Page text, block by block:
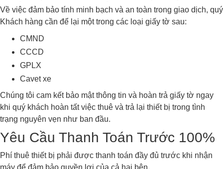
Về việc đảm bảo tính minh bạch và an toàn trong giao dịch, quý
Khách hàng cần để lại một trong các loại giấy tờ sau:
CMND
CCCD
GPLX
Cavet xe
Chúng tôi cam kết bảo mật thông tin và hoàn trả giấy tờ ngay
khi quý khách hoàn tất việc thuê và trả lại thiết bị trong tình
trạng nguyên vẹn như ban đầu.
Yêu Cầu Thanh Toán Trước 100%
Phí thuê thiết bị phải được thanh toán đầy đủ trước khi nhận
máy để đảm bảo quyền lợi của cả hai bên.